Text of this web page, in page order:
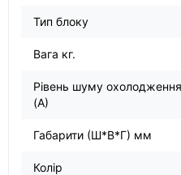
Тип блоку
Вага кг.
Рівень шуму
(А)
Габарити (Ш*В*Г) мм
Колір